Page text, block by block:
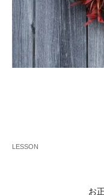
LESSON
お